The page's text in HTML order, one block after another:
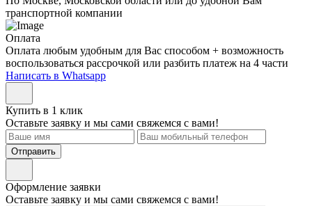
транспортной компании
Оплата
Оплата любым удобным для Вас способом + возможность
воспользоваться рассрочкой или разбить платеж на 4 части
Написать в Whatsapp
Купить в 1 клик
Оставьте заявку и мы сами свяжемся с вами!
Отправить
Оформление заявки
Оставьте заявку и мы сами свяжемся с вами!